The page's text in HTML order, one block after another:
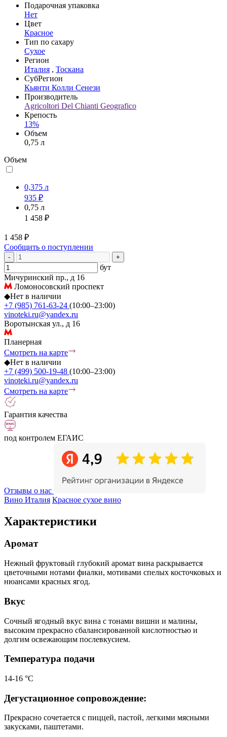
Подарочная упаковка
Нет
Цвет
Красное
Тип по сахару
Сухое
Регион
Италия , Тоскана
СубРегион
Кьянти Колли Сенези
Производитель
Agricoltori Del Chianti Geografico
Крепость
13%
Объем
0,75 л
Объем
0,375 л
935 ₽
0,75 л
1 458 ₽
1 458 ₽
Сообщить о поступлении
- +
бут
Мичуринский пр., д 16
Ломоносовский проспект
◆Нет в наличии
+7 (985) 761-63-24 (10:00–23:00)
vinoteki.ru@yandex.ru
Воротынская ул., д 16
Планерная
Смотреть на карте
◆Нет в наличии
+7 (499) 500-19-48 (10:00–23:00)
vinoteki.ru@yandex.ru
Смотреть на карте
Гарантия качества
под контролем ЕГАИС
Отзывы о нас
Вино Италия Красное сухое вино
Характеристики
Аромат
Нежный фруктовый глубокий аромат вина раскрывается
цветочными нотами фиалки, мотивами спелых косточковых и
нюансами красных ягод.
Вкус
Сочный ягодный вкус вина с тонами вишни и малины,
высоким прекрасно сбалансированной кислотностью и
долгим освежающим послевкусием.
Температура подачи
14-16 °С
Дегустационное сопровождение:
Прекрасно сочетается с пиццей, пастой, легкими мясными
закусками, паштетами.